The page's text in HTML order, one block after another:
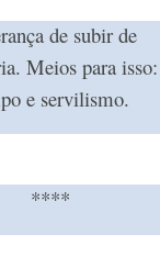
de subir de
Meios para isso:
e servilismo.
****